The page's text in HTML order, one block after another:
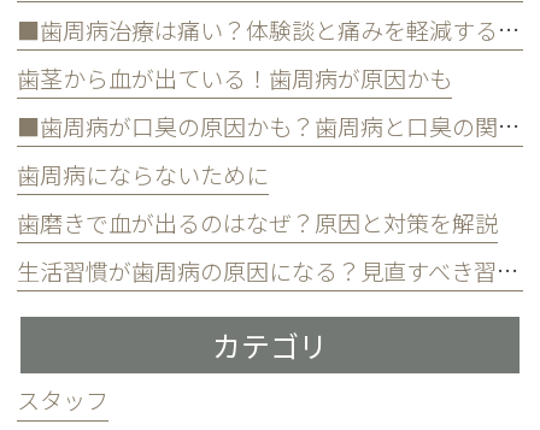
■歯周病治療は痛い？体験談と痛みを軽減する方法
歯茎から血が出ている！歯周病が原因かも
■歯周病が口臭の原因かも？歯周病と口臭の関係について
歯周病にならないために
歯磨きで血が出るのはなぜ？原因と対策を解説
生活習慣が歯周病の原因になる？見直すべき習慣とは？
カテゴリ
スタッフ